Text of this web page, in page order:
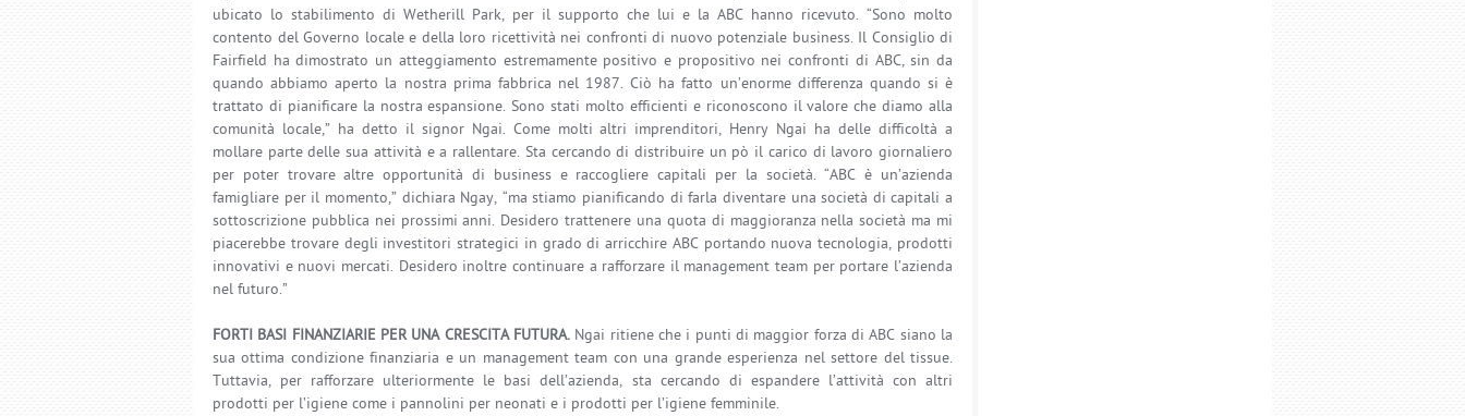
ubicato lo stabilimento di Wetherill Park, per il supporto che lui e la ABC hanno ricevuto. “Sono molto
contento del Governo locale e della loro ricettività nei confronti di nuovo potenziale business. Il Consiglio di
Fairfield ha dimostrato un atteggiamento estremamente positivo e propositivo nei confronti di ABC, sin da
quando abbiamo aperto la nostra prima fabbrica nel 1987. Ciò ha fatto un’enorme differenza quando si è
trattato di pianificare la nostra espansione. Sono stati molto efficienti e riconoscono il valore che diamo alla
comunità locale,” ha detto il signor Ngai. Come molti altri imprenditori, Henry Ngai ha delle difficoltà a
mollare parte delle sua attività e a rallentare. Sta cercando di distribuire un pò il carico di lavoro giornaliero
per poter trovare altre opportunità di business e raccogliere capitali per la società. “ABC è un’azienda
famigliare per il momento,” dichiara Ngay, “ma stiamo pianificando di farla diventare una società di capitali a
sottoscrizione pubblica nei prossimi anni. Desidero trattenere una quota di maggioranza nella società ma mi
piacerebbe trovare degli investitori strategici in grado di arricchire ABC portando nuova tecnologia, prodotti
innovativi e nuovi mercati. Desidero inoltre continuare a rafforzare il management team per portare l’azienda
nel futuro.”
FORTI BASI FINANZIARIE PER UNA CRESCITA FUTURA. Ngai ritiene che i punti di maggior forza di ABC siano la
sua ottima condizione finanziaria e un management team con una grande esperienza nel settore del tissue.
Tuttavia, per rafforzare ulteriormente le basi dell’azienda, sta cercando di espandere l’attività con altri
prodotti per l’igiene come i pannolini per neonati e i prodotti per l’igiene femminile.